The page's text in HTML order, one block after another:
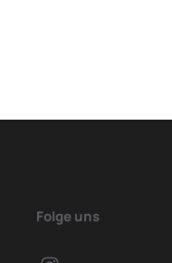
Folge uns